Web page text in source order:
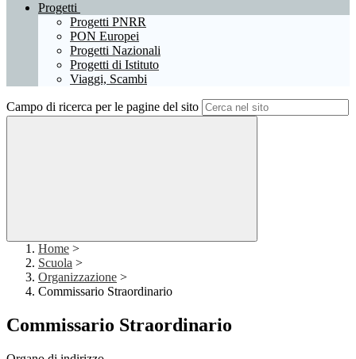
Progetti
Progetti PNRR
PON Europei
Progetti Nazionali
Progetti di Istituto
Viaggi, Scambi
Campo di ricerca per le pagine del sito
Home >
Scuola >
Organizzazione >
Commissario Straordinario
Commissario Straordinario